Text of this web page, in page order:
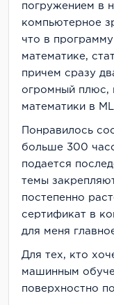
погружением в
компьютерное
что в
математике,
причем сразу
огромный плюс,
математики в
Понравилось
больше 300
подается
темы
постепенно
сертификат в
для меня
Для тех, кто
машинным
поверхностно